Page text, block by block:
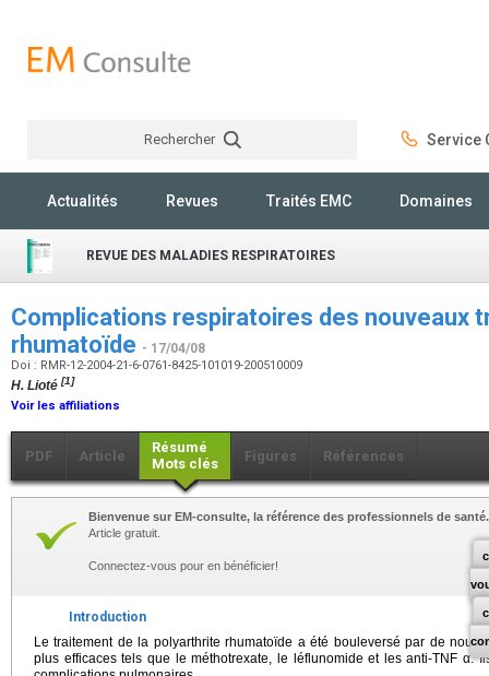
Rechercher Service
Actualités Revues Traités EMC Domaines
REVUE DES MALADIES RESPIRATOIRES
Complications respiratoires des nouveaux
rhumatoïde - 17/04/08
Doi : RMR-12-2004-21-6-0761-8425-101019-200510009
H. Lioté [1]
Voir les affiliations
PDF Article
Résumé
Mots clés
Figures Références
Bienvenue sur EM-consulte, la référence des professionnels de santé.
Article gratuit.
Connectez-vous pour en bénéficier!
Introduction
Le traitement de la polyarthrite rhumatoïde a été bouleversé par de
plus efficaces tels que le méthotrexate, le léflunomide et les anti-TNF α.